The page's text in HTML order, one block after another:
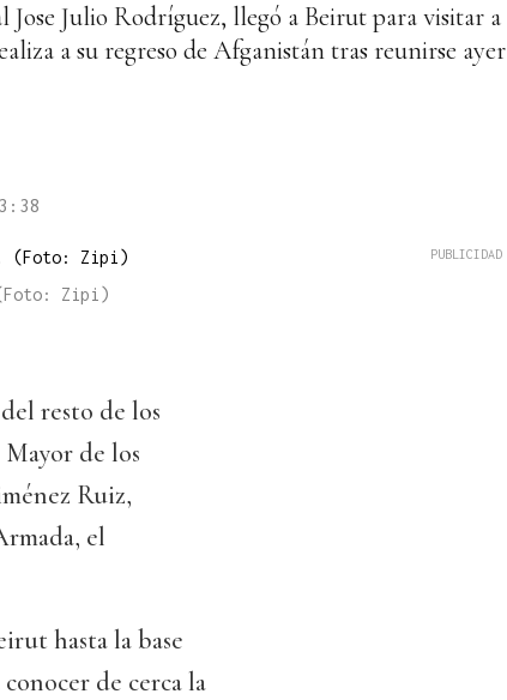
Julio Rodríguez, llegó a Beirut para visitar a
a su regreso de Afganistán tras reunirse ayer
Zipi)
resto de los
de los
Ruiz,
el
hasta la base
de cerca la